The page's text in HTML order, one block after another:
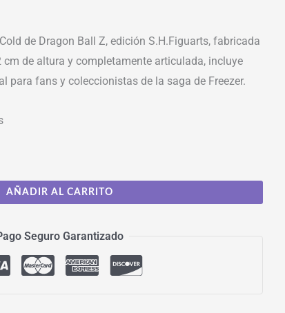
de Dragon Ball Z, edición S.H.Figuarts, fabricada
de altura y completamente articulada, incluye
para fans y coleccionistas de la saga de Freezer.
AÑADIR AL CARRITO
Seguro Garantizado